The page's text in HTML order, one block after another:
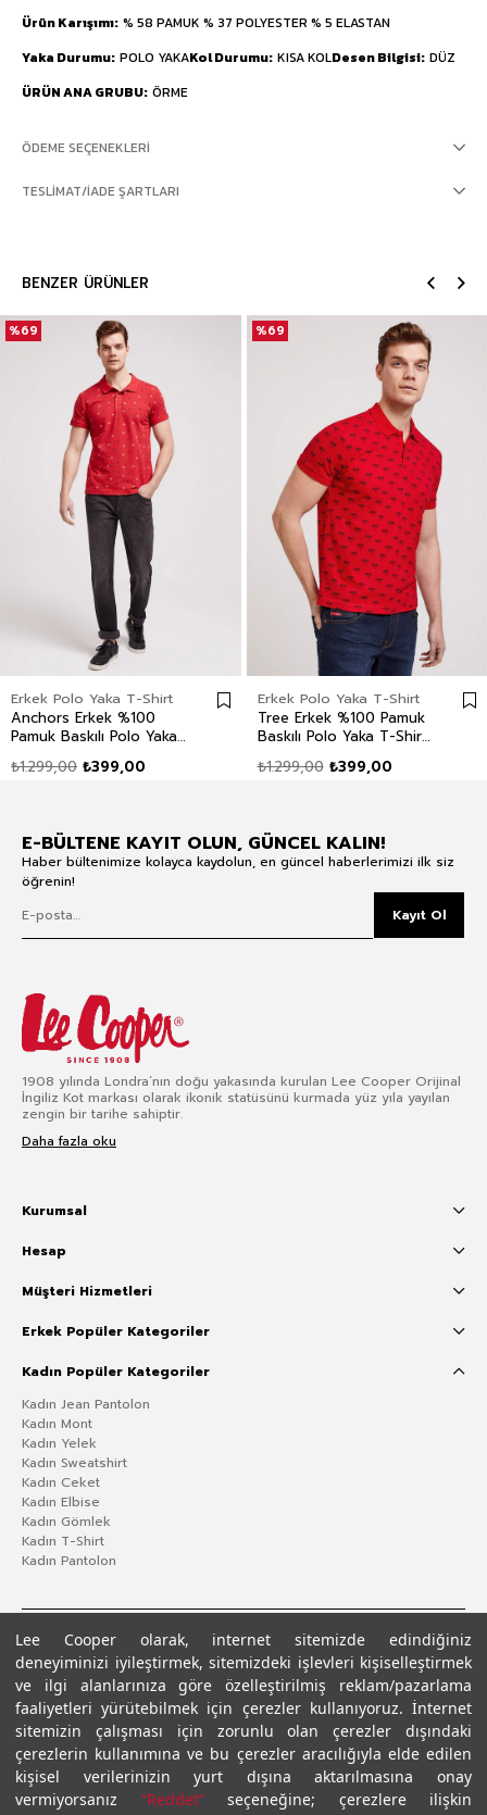
Lee Cooper olarak, internet sitemizde edindiğiniz
deneyiminizi iyileştirmek, sitemizdeki işlevleri kişiselleştirmek
ve ilgi alanlarınıza göre özelleştirilmiş reklam/pazarlama
faaliyetleri yürütebilmek için çerezler kullanıyoruz. İnternet
sitemizin çalışması için zorunlu olan çerezler dışındaki
çerezlerin kullanımına ve bu çerezler aracılığıyla elde edilen
kişisel verilerinizin yurt dışına aktarılmasına onay
vermiyorsanız “Reddet”seçeneğine; çerezlere ilişkin
Ürün Karışımı % 58 PAMUK % 37 POLYESTER % 5 ELASTAN
Yaka Durumu POLO YAKAKol Durumu KISA KOLDesen Bilgisi DÜZ
ÜRÜN ANA GRUBU ÖRME
ÖDEME SEÇENEKLERI
TESLIMAT/İADE ŞARTLARI
BENZER ÜRÜNLER
Erkek Polo Yaka T-Shirt
Anchors Erkek %100
Pamuk Baskılı Polo Yaka
₺399,00
₺1.299,00
%69
Erkek Polo Yaka T-Shirt
Tree Erkek %100 Pamuk
Baskılı Polo Yaka T-Shirt
₺399,00
₺1.299,00
%69
E-BÜLTENE KAYIT OLUN, GÜNCEL KALIN!
Haber bültenimize kolayca kaydolun, en güncel haberlerimizi ilk siz
öğrenin!
Kayıt Ol
1908 yılında Londra’nın doğu yakasında kurulan Lee Cooper Orijinal
İngiliz Kot markası olarak ikonik statüsünü kurmada yüz yıla yayılan
zengin bir tarihe sahiptir.
Daha fazla oku
Kurumsal
Hesap
Müşteri Hizmetleri
Erkek Popüler Kategoriler
Kadın Popüler Kategoriler
Kadın Jean Pantolon
Kadın Mont
Kadın Yelek
Kadın Sweatshirt
Kadın Ceket
Kadın Elbise
Kadın Gömlek
Kadın T-Shirt
Kadın Pantolon
Gizlilik PolitikasıÇerez Politikası KVKK Aydınlatma MetniŞartlar ve Koşullar
© 2026 Leecooper - Tüm Hakları Saklıdır.